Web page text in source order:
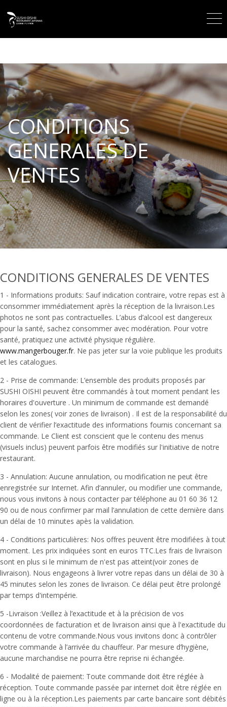
CONDITIONS
GENERALES DE
VENTES
CONDITIONS GENERALES DE VENTES
1 -­ Informations produits: Sauf indication contraire, votre repas est à
consommer immédiatement après la réception de la livraison.Les
photos ne sont pas contractuelles. L’abus d’alcool est dangereux
pour la santé, sachez consommer avec modération. Pour votre
santé, pratiquez une activité physique régulière.
www.mangerbouger.fr. Ne pas jeter sur la voie publique les produits
et les catalogues.
2 -­ Prise de commande: L’ensemble des produits proposés par
SUSHI OISHI peuvent être commandés à tout moment pendant les
horaires d'ouverture . Un minimum de commande est demandé
selon les zones( voir zones de livraison) . Il est de la responsabilité du
client de vérifier l’exactitude des informations fournis concernant sa
commande. Le Client est conscient que le contenu des menus
(visuels inclus) peuvent parfois être modifiés sur l'initiative de notre
restaurant.
3 -­ Annulation: Aucune annulation, ou modification ne peut être
enregistrée sur Internet. Afin d’annuler, ou modifier une commande,
nous vous invitons à nous contacter par téléphone au 01 60 36 12
90 ou de nous confirmer par mail l’annulation de cette dernière dans
un délai de 10 minutes apès la validation.
4 -­ Conditions particulières: Nos offres peuvent être modifiées à tout
moment. Les prix indiquées sont en euros TTC.Les frais de livraison
sont en plus si le minimum de n'est pas atteint(voir zones de
livraison). Nous engageons à livrer votre repas dans un délai de 30 à
45 minutes selon les zones de livraison. Ce délai peut être prolongé
par temps d'intempérie.
5 -Livraison :Veillez à l’exactitude et à la précision de vos
coordonnées de facturation et de livraison ainsi que à l'exactitude du
contenu de votre commande.Nous vous invitons donc à contrôler
votre commande à l’arrivée du chauffeur. Par mesure d’hygiène,
aucune marchandise ne pourra être reprise ni échangée.
6 - Modalité de paiement: Toute commande doit être réglée à
réception. Toute commande passée par internet doit être réglée en
ligne ou à la réception.Les paiements par carte bancaire sont débités